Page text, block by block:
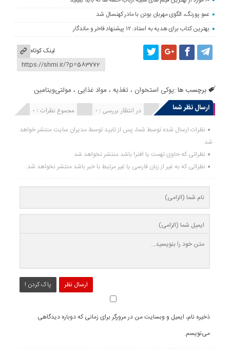
عمو پورنگ، الگوی مهربان بودن با مادر کهنسال شد
بهترین کتاب برای هدیه به استاد: ۱۲ پیشنهاد فاخر و ماندگار
لینک کوتاه
برچسب ها :پوکی استخوان ،تغذیه ، مواد غذایی ، مولتی‌ویتامین
ارسال نظر شما
مجموع نظرات : 0 در انتظار بررسی : 0 انتشار یافته : 0
نظرات ارسال شده توسط شما، پس از تایید توسط مدیران سایت منتشر خواهد
شد.
نظراتی که حاوی تهمت یا افترا باشد منتشر نخواهد شد.
نظراتی که به غیر از زبان فارسی یا غیر مرتبط با خبر باشد منتشر نخواهد شد.
ارسال نظر پاک کردن !
ذخیره نام، ایمیل و وبسایت من در مرورگر برای زمانی که دوباره دیدگاهی
می‌نویسم.